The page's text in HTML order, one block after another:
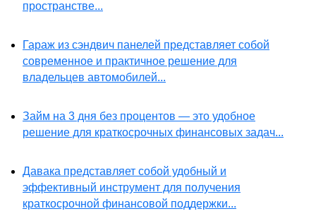
пространстве...
Гараж из сэндвич панелей представляет собой
современное и практичное решение для
владельцев автомобилей...
Займ на 3 дня без процентов — это удобное
решение для краткосрочных финансовых задач...
Давака представляет собой удобный и
эффективный инструмент для получения
краткосрочной финансовой поддержки...